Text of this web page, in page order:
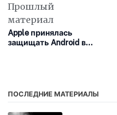
Прошлый
материал
Apple принялась
защищать Android в
ПОСЛЕДНИЕ МАТЕРИАЛЫ